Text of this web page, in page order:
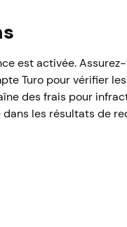
est activée.
Turo pour vérifier
des frais pour
les résultats de